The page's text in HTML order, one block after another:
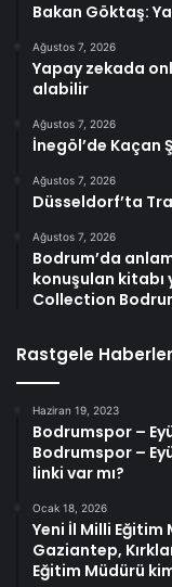
Bakan Göktaş:
Ağustos 7, 2026
Yapay zekada
alabilir
Ağustos 7, 2026
İnegöl’de Kaçan
Ağustos 7, 2026
Düsseldorf’ta
Ağustos 7, 2026
Bodrum’da
konuşulan kitabı
Collection
Rastgele Haberler
Haziran 19, 2023
Bodrumspor –
Bodrumspor –
linki var mı?
Ocak 18, 2026
Yeni İl Milli
Gaziantep,
Eğitim Müdürü